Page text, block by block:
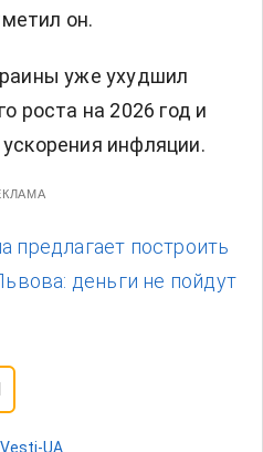
он.
уже ухудшил
роста на 2026 год и
инфляции.
предлагает построить
деньги не пойдут
UA